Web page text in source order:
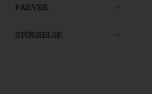
FARVER
STØRRELSE